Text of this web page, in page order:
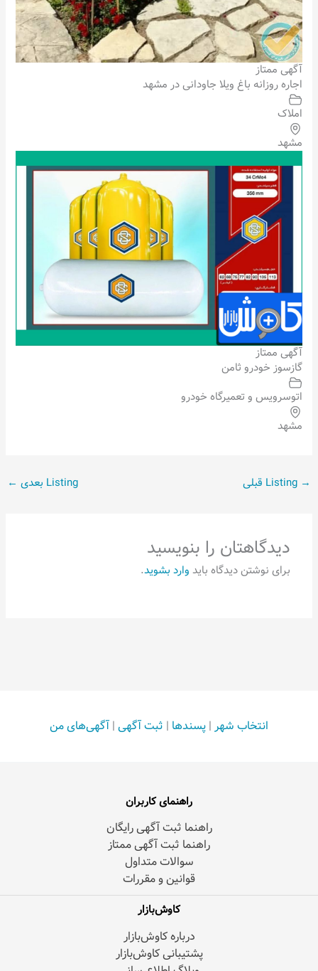
آگهی ممتاز
اجاره روزانه باغ ویلا جاودانی در مشهد
املاک
مشهد
آگهی ممتاز
گازسوز خودرو ثامن
اتوسرویس و تعمیرگاه خودرو
مشهد
→ Listing بعدی ←
دیدگاهتان را بنویسید
برای نوشتن دیدگاه باید وارد بشوید.
انتخاب شهر | پسندها | ثبت آگهی | آگهی‌های من
راهنمای کاربران
راهنما ثبت آگهی رایگان
راهنما ثبت آگهی ممتاز
سوالات متداول
قوانین و مقررات
کاوش‌بازار
درباره کاوش‌بازار
پشتیبانی کاوش‌بازار